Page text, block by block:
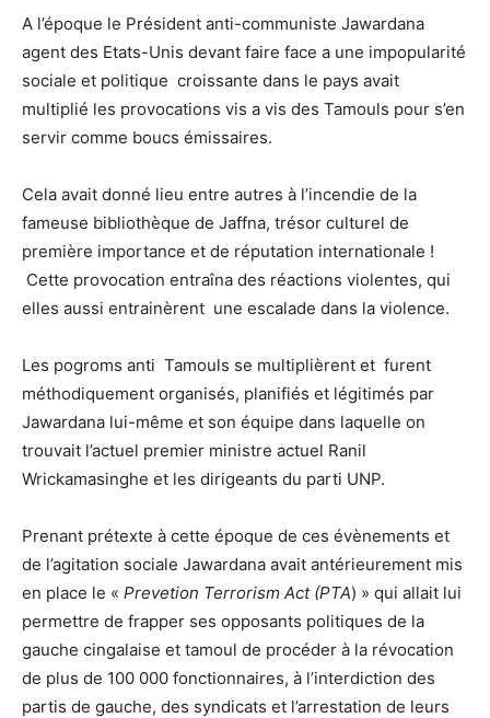
A l’époque le Président anti-communiste Jawardana
agent des Etats-Unis devant faire face a une impopularité
sociale et politique croissante dans le pays avait
multiplié les provocations vis a vis des Tamouls pour s’en
servir comme boucs émissaires.
Cela avait donné lieu entre autres à l’incendie de la
fameuse bibliothèque de Jaffna, trésor culturel de
première importance et de réputation internationale !
Cette provocation entraîna des réactions violentes, qui
elles aussi entrainèrent une escalade dans la violence.
Les pogroms anti Tamouls se multiplièrent et furent
méthodiquement organisés, planifiés et légitimés par
Jawardana lui-même et son équipe dans laquelle on
trouvait l’actuel premier ministre actuel Ranil
Wrickamasinghe et les dirigeants du parti UNP.
Prenant prétexte à cette époque de ces évènements et
de l’agitation sociale Jawardana avait antérieurement mis
en place le « Prevetion Terrorism Act (PTA) » qui allait lui
permettre de frapper ses opposants politiques de la
gauche cingalaise et tamoul de procéder à la révocation
de plus de 100 000 fonctionnaires, à l’interdiction des
partis de gauche, des syndicats et l’arrestation de leurs